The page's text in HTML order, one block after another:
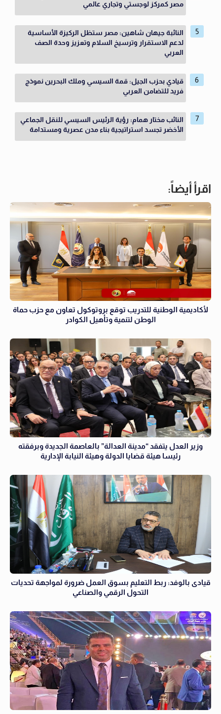
مصر كمركز لوجستي وتجاري عالمي
النائبة جيهان شاهين: مصر ستظل الركيزة الأساسية
لدعم الاستقرار وترسيخ السلام وتعزيز وحدة الصف
العربي
قيادي بحزب الجيل: قمة السيسي وملك البحرين نموذج
فريد للتضامن العربي
النائب مختار همام: رؤية الرئيس السيسي للنقل الجماعي
الأخضر تجسد استراتيجية بناء مدن عصرية ومستدامة
اقرأ أيضاً:
لأكاديمية الوطنية للتدريب توقع بروتوكول تعاون مع حزب حماة
الوطن لتنمية وتأهيل الكوادر
وزير العدل يتفقد “مدينة العدالة” بالعاصمة الجديدة وبرفقته
رئيسا هيئة قضايا الدولة وهيئة النيابة الإدارية
قيادى بالوفد: ربط التعليم بسوق العمل ضرورة لمواجهة تحديات
التحول الرقمي والصناعي